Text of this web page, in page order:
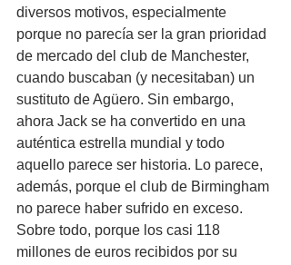
diversos motivos, especialmente
porque no parecía ser la gran prioridad
de mercado del club de Manchester,
cuando buscaban (y necesitaban) un
sustituto de Agüero. Sin embargo,
ahora Jack se ha convertido en una
auténtica estrella mundial y todo
aquello parece ser historia. Lo parece,
además, porque el club de Birmingham
no parece haber sufrido en exceso.
Sobre todo, porque los casi 118
millones de euros recibidos por su